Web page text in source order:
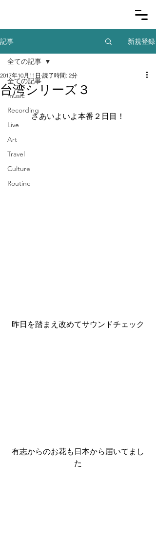
記事 新規登録
全ての記事
music
Recording
Live
Art
Travel
Culture
Routine
全ての記事
台湾シリーズ３
2017年10月11日 読了時間: 2分
さあいよいよ本番２日目！
昨日を踏まえ改めてサウンドチェック
有志からのお花も日本から届いてまし
た